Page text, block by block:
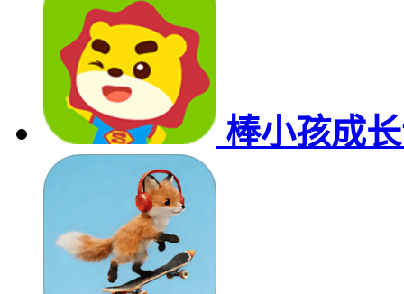
棒小孩成